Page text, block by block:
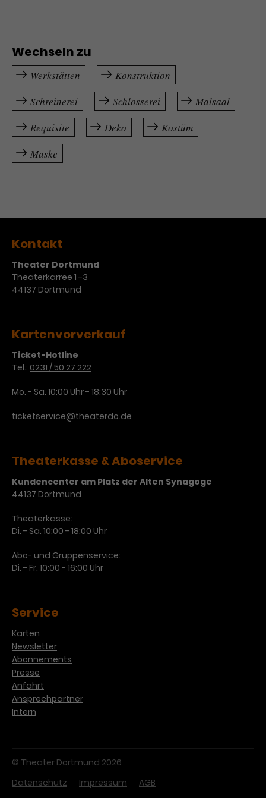
Wechseln zu
Werkstätten
Konstruktion
Schreinerei
Schlosserei
Malsaal
Requisite
Deko
Kostüm
Maske
Kontakt
Theater Dortmund
Theaterkarree 1 -3
44137 Dortmund
Kartenvorverkauf
Ticket-Hotline
Tel.: 0231 / 50 27 222
Mo. - Sa. 10:00 Uhr - 18:30 Uhr
ticketservice@theaterdo.de
Theaterkasse & Aboservice
Kundencenter am Platz der Alten Synagoge
44137 Dortmund
Theaterkasse:
Di. - Sa. 10:00 - 18:00 Uhr
Abo- und Gruppenservice:
Di. - Fr. 10:00 - 16:00 Uhr
Service
Karten
Newsletter
Abonnements
Presse
Anfahrt
Ansprechpartner
Intern
© Theater Dortmund 2026
Datenschutz
Impressum AGB